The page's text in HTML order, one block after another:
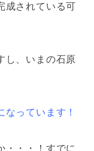
成されている可
し、いまの石原
っています！
・・・！すでに